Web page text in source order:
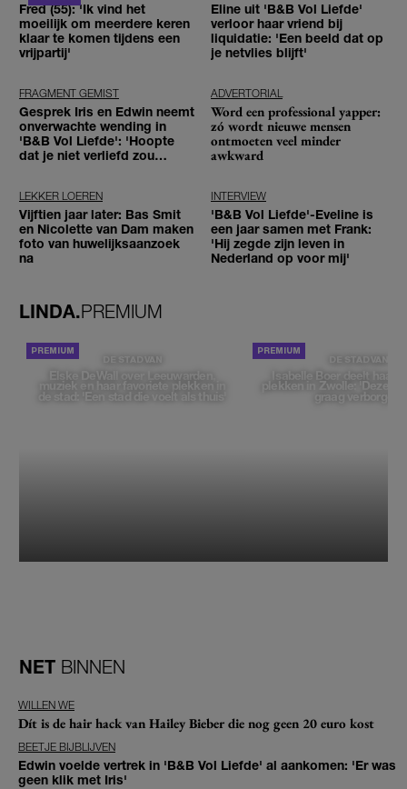
Fred (55): 'Ik vind het
moeilijk om meerdere keren
klaar te komen tijdens een
vrijpartij'
Eline uit 'B&B Vol Liefde'
verloor haar vriend bij
liquidatie: 'Een beeld dat op
je netvlies blijft'
FRAGMENT GEMIST
Gesprek Iris en Edwin neemt
onverwachte wending in
'B&B Vol Liefde': 'Hoopte
dat je niet verliefd zou
ADVERTORIAL
Word een professional yapper:
zó wordt nieuwe mensen
ontmoeten veel minder
awkward
LEKKER LOEREN
Vijftien jaar later: Bas Smit
en Nicolette van Dam maken
foto van huwelijksaanzoek
na
INTERVIEW
'B&B Vol Liefde'-Eveline is
een jaar samen met Frank:
'Hij zegde zijn leven in
Nederland op voor mij'
LINDA.PREMIUM
DE STAD VAN
Elske DeWall over Leeuwarden,
muziek en haar favoriete plekken in
de stad: 'Een stad die voelt als thuis'
DE STAD VAN
Isabelle Boer deelt haar
plekken in Zwolle: 'Deze
graag verborgen'
NET BINNEN
WILLEN WE
Dít is de hair hack van Hailey Bieber die nog geen 20 euro kost
BEETJE BIJBLIJVEN
Edwin voelde vertrek in 'B&B Vol Liefde' al aankomen: 'Er was
geen klik met Iris'